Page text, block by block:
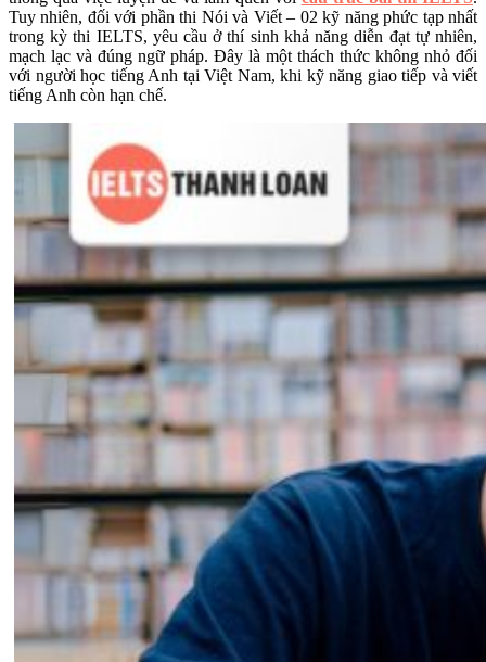
Tuy nhiên, đối với phần thi Nói và Viết – 02 kỹ năng phức tạp nhất
trong kỳ thi IELTS, yêu cầu ở thí sinh khả năng diễn đạt tự nhiên,
mạch lạc và đúng ngữ pháp. Đây là một thách thức không nhỏ đối
với người học tiếng Anh tại Việt Nam, khi kỹ năng giao tiếp và viết
tiếng Anh còn hạn chế.